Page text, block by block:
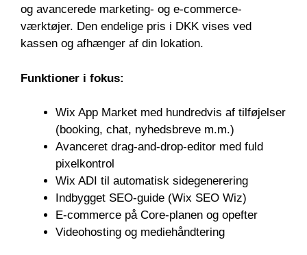
og avancerede marketing- og e-commerce-
værktøjer. Den endelige pris i DKK vises ved
kassen og afhænger af din lokation.
Funktioner i fokus:
Wix App Market med hundredvis af tilføjelser
(booking, chat, nyhedsbreve m.m.)
Avanceret drag-and-drop-editor med fuld
pixelkontrol
Wix ADI til automatisk sidegenerering
Indbygget SEO-guide (Wix SEO Wiz)
E-commerce på Core-planen og opefter
Videohosting og mediehåndtering